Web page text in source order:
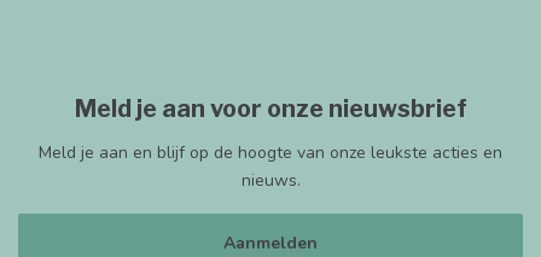
Meld je aan voor onze nieuwsbrief
Meld je aan en blijf op de hoogte van onze leukste acties en
nieuws.
Aanmelden